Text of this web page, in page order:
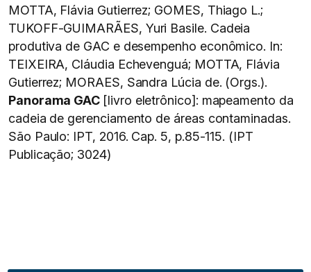
MOTTA, Flávia Gutierrez; GOMES, Thiago L.;
TUKOFF-GUIMARÃES, Yuri Basile. Cadeia
produtiva de GAC e desempenho econômico. In:
TEIXEIRA, Cláudia Echevenguá; MOTTA, Flávia
Gutierrez; MORAES, Sandra Lúcia de. (Orgs.).
Panorama GAC [livro eletrônico]: mapeamento da
cadeia de gerenciamento de áreas contaminadas.
São Paulo: IPT, 2016. Cap. 5, p.85-115. (IPT
Publicação; 3024)